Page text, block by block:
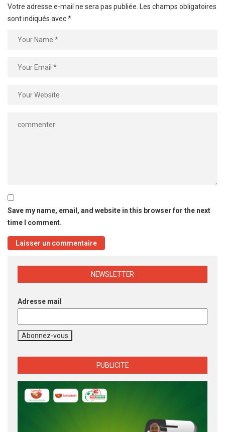
Votre adresse e-mail ne sera pas publiée.
Les champs obligatoires
sont indiqués avec*
Save my name, email, and website in this browser for the next
time I comment.
NEWSLETTER
Adresse mail
PUBLICITE